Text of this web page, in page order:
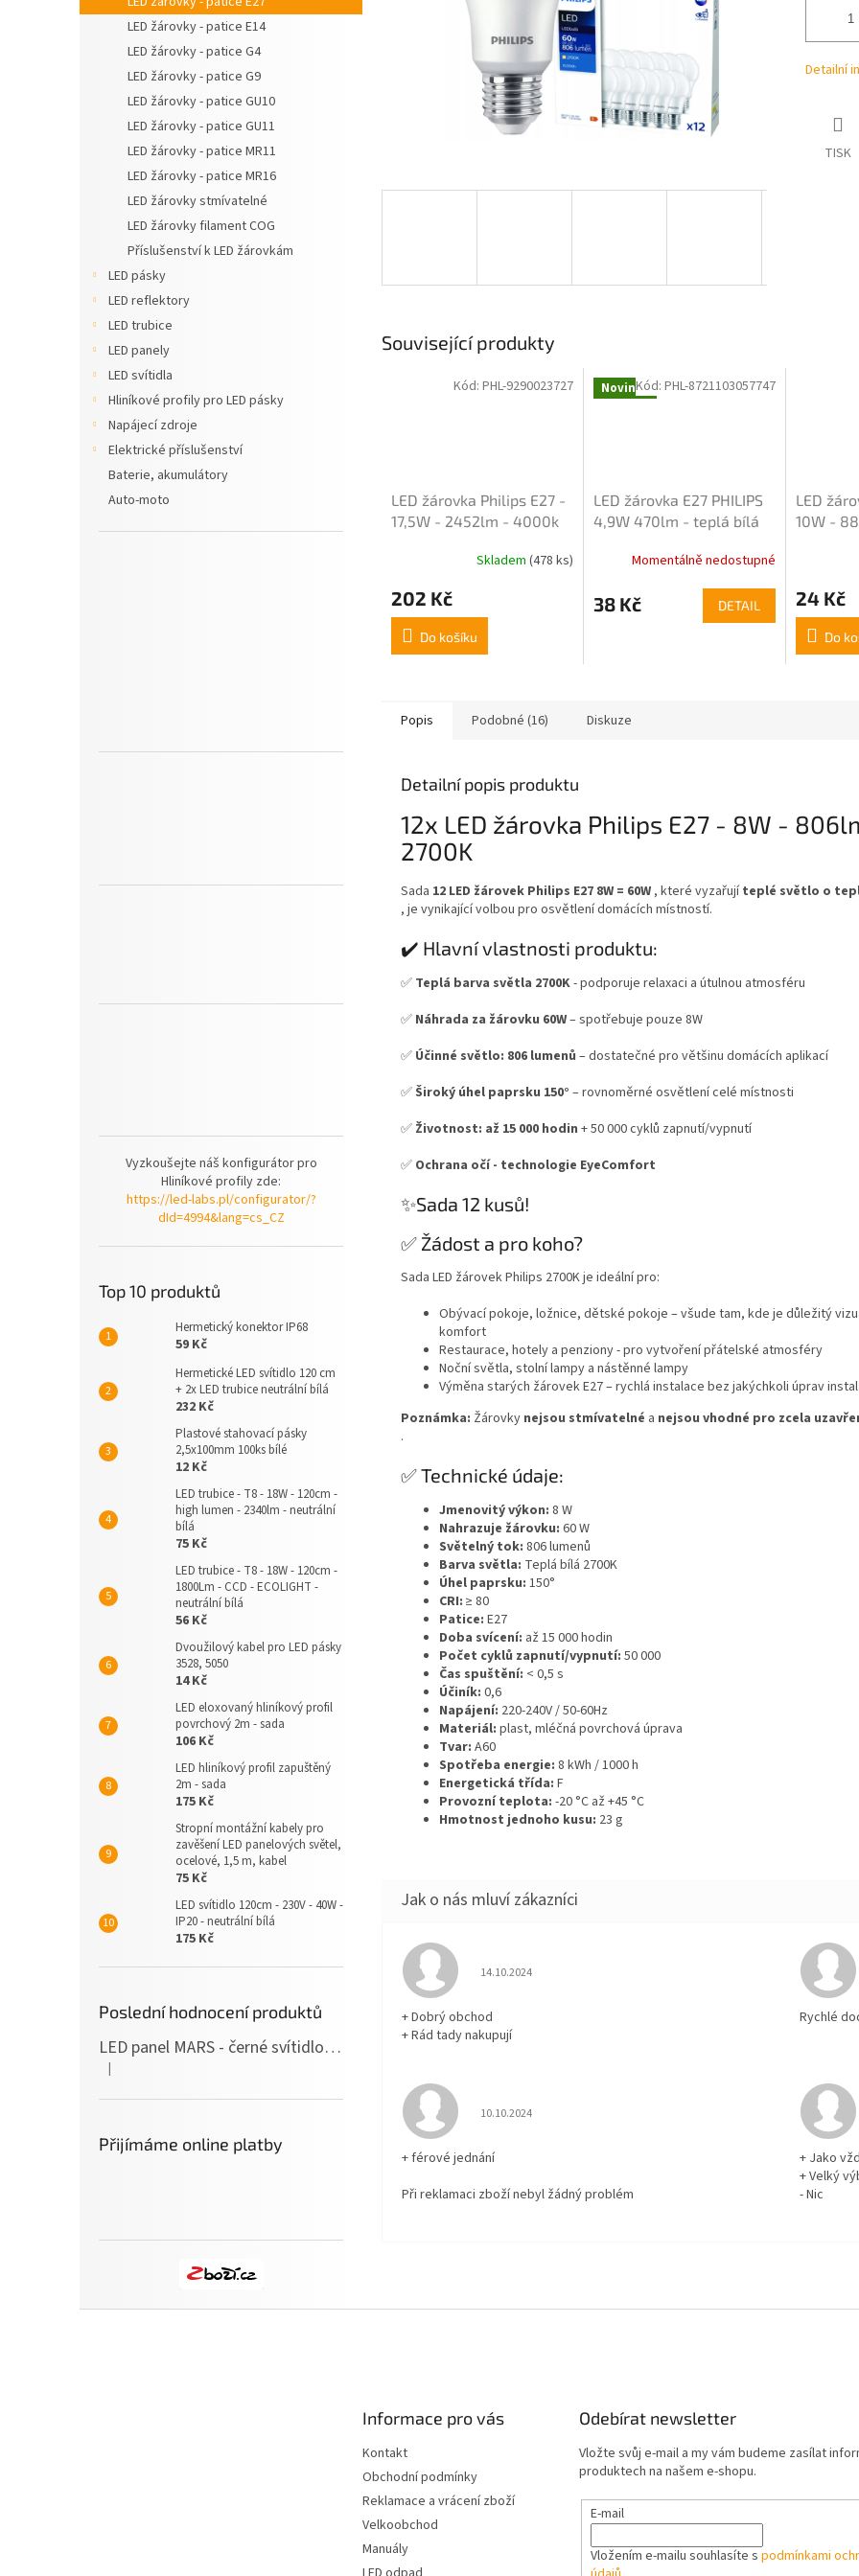
n
LED žárovky - patice E14
LED žárovky - patice G4
LED žárovky - patice G9
LED žárovky - patice GU10
LED žárovky - patice GU11
LED žárovky - patice MR11
LED žárovky - patice MR16
LED žárovky stmívatelné
LED žárovky filament COG
Příslušenství k LED žárovkám
LED pásky
LED reflektory
LED trubice
LED panely
LED svítidla
Hliníkové profily pro LED pásky
Napájecí zdroje
Elektrické příslušenství
Baterie, akumulátory
Auto-moto
Vyzkoušejte náš konfigurátor pro
Hliníkové profily zde:
https://led-labs.pl/configurator/?
dId=4994&lang=cs_CZ
Top 10 produktů
Hermetický konektor IP68
59 Kč
Hermetické LED svítidlo 120 cm
+ 2x LED trubice neutrální bílá
232 Kč
Plastové stahovací pásky
2,5x100mm 100ks bílé
12 Kč
LED trubice - T8 - 18W - 120cm -
high lumen - 2340lm - neutrální
bílá
75 Kč
LED trubice - T8 - 18W - 120cm -
1800Lm - CCD - ECOLIGHT -
neutrální bílá
56 Kč
Dvoužilový kabel pro LED pásky
3528, 5050
14 Kč
LED eloxovaný hliníkový profil
povrchový 2m - sada
106 Kč
LED hliníkový profil zapuštěný
2m - sada
175 Kč
Stropní montážní kabely pro
zavěšení LED panelových světel,
ocelové, 1,5 m, kabel
75 Kč
LED svítidlo 120cm - 230V - 40W -
IP20 - neutrální bílá
175 Kč
Poslední hodnocení produktů
LED panel MARS - černé svítidlo SLIM - 120cm - 36W - 230V - 3600Lm - neutrální bílá
Hodnocení produktu je 5 z 5 hvězdiček.
|
Přijímáme online platby
Detailní
TISK
Související produkty
LED žárovka Philips E27 -
17,5W - 2452lm - 4000k
produktu
je
4,0
z
Skladem (478 ks)
202 Kč
Do košíku
Kód: PHL-9290023727 Novinka
LED žárovka E27 PHILIPS
4,9W 470lm - teplá bílá
Momentálně nedostupné
38 Kč DETAIL
Kód: PHL-8721103057747
LED
10W -
produktu
je
4,4
z
24 Kč
Do
Popis Podobné (16) Diskuze
Detailní popis produktu
12x LED žárovka Philips E27 - 8W -
2700K
Sada 12 LED žárovek Philips E27 8W = 60W, které vyzařujíteplé světlo o
, je vynikající volbou pro osvětlení domácích místností.
✔️ Hlavní vlastnosti produktu:
✅ Teplá barva světla 2700K- podporuje relaxaci a útulnou atmosféru
✅ Náhrada za žárovku 60W– spotřebuje pouze 8W
✅ Účinné světlo: 806 lumenů – dostatečné pro většinu domácích aplikací
✅Široký úhel paprsku 150° – rovnoměrné osvětlení celé místnosti
✅ Životnost: až 15 000 hodin + 50 000 cyklů zapnutí/vypnutí
✅ Ochrana očí - technologie EyeComfort
✨Sada 12 kusů!
✅ Žádost a pro koho?
Sada LED žárovek Philips 2700K je ideální pro:
Obývací pokoje, ložnice, dětské pokoje – všude tam, kde je důležitý
komfort
Restaurace, hotely a penziony - pro vytvoření přátelské atmosféry
Noční světla, stolní lampy a nástěnné lampy
Výměna starých žárovek E27 – rychlá instalace bez jakýchkoli úprav
Poznámka: Žárovky nejsou stmívatelné a nejsou vhodné pro zcela
.
✅ Technické údaje:
Jmenovitý výkon: 8 W
Nahrazuje žárovku: 60 W
Světelný tok: 806 lumenů
Barva světla: Teplá bílá 2700K
Úhel paprsku: 150°
CRI: ≥ 80
Patice: E27
Doba svícení: až 15 000 hodin
Počet cyklů zapnutí/vypnutí: 50 000
Čas spuštění: < 0,5 s
Účiník: 0,6
Napájení: 220-240V / 50-60Hz
Materiál: plast, mléčná povrchová úprava
Tvar: A60
Spotřeba energie: 8 kWh / 1000 h
Energetická třída: F
Provozní teplota: -20 °C až +45 °C
Hmotnost jednoho kusu: 23 g
Hodnocení obchodu je 5 z 5 hvězdiček.
14.10.2024
+ Dobrý obchod
+ Rád tady nakupují
Rychlé
Hodnocení obchodu je 5 z 5 hvězdiček.
10.10.2024
+ férové jednání
Při reklamaci zboží nebyl žádný problém
+ Jako
+ Velký
- Nic
Informace pro vás
Kontakt
Obchodní podmínky
Reklamace a vrácení zboží
Velkoobchod
Manuály
Odebírat newsletter
Vložte svůj e-mail a my vám budeme zasílat
produktech na našem e-shopu.
E-mail
Vložením e-mailu souhlasíte s podmínkami